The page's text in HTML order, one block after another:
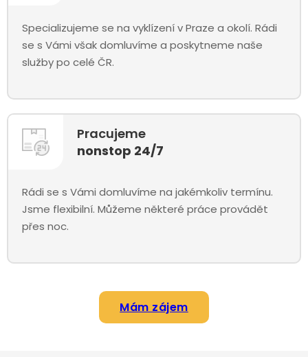
Specializujeme se na vyklízení v Praze a okolí. Rádi
se s Vámi však domluvíme a poskytneme naše
služby po celé ČR.
Pracujeme
nonstop 24/7
Rádi se s Vámi domluvíme na jakémkoliv termínu.
Jsme flexibilní. Můžeme některé práce provádět
přes noc.
Mám zájem